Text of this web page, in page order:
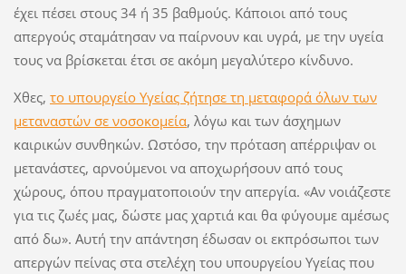
έχει πέσει στους 34 ή 35 βαθμούς. Κάποιοι από τους
απεργούς σταμάτησαν να παίρνουν και υγρά, με την υγεία
τους να βρίσκεται έτσι σε ακόμη μεγαλύτερο κίνδυνο.
Χθες, το υπουργείο Υγείας ζήτησε τη μεταφορά όλων των
μεταναστών σε νοσοκομεία, λόγω και των άσχημων
καιρικών συνθηκών. Ωστόσο, την πρόταση απέρριψαν οι
μετανάστες, αρνούμενοι να αποχωρήσουν από τους
χώρους, όπου πραγματοποιούν την απεργία. «Αν νοιάζεστε
για τις ζωές µας, δώστε µας χαρτιά και θα φύγουµε αµέσως
από δω». Αυτή την απάντηση έδωσαν οι εκπρόσωποι των
απεργών πείνας στα στελέχη του υπουργείου Υγείας που